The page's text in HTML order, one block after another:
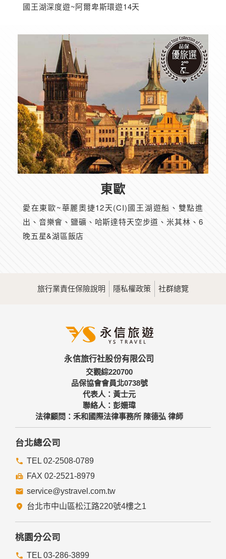
國王湖深度遊~阿爾卑斯環遊14天
東歐
愛在東歐~華麗奧捷12天(CI)國王湖遊船、雙點進
出、音樂會、鹽礦、哈斯達特天空步道、米其林、6
晚五星&湖區飯店
旅行業責任保險說明 隱私權政策 社群總覽
永信旅行社股份有限公司
交觀綜220700
品保協會會員北0738號
代表人：黃士元
聯絡人：彭姍瑋
法律顧問：禾和國際法律事務所 陳德弘 律師
台北總公司
TEL 02-2508-0789
FAX 02-2521-8979
service@ystravel.com.tw
台北市中山區松江路220號4樓之1
桃園分公司
TEL 03-286-3899